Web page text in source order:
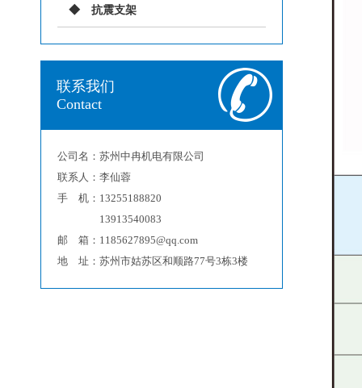
抗震支架
联系我们
Contact
公司名：苏州中冉机电有限公司
联系人：李仙蓉
手 机：13255188820
13913540083
邮 箱：1185627895@qq.com
地 址：苏州市姑苏区和顺路77号3栋3楼